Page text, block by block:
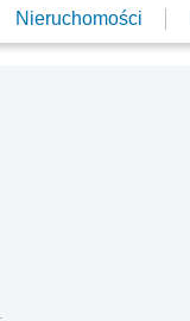
Nieruchomości